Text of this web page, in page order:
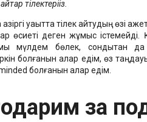
тілектеріңіз.
уақытта тілек айтудың өзі
өсиеті деген жұмыс істемейді.
мүлдем бөлек, сондықтан
болғанын қалар едім, өз
болғанын қалар едім.
за